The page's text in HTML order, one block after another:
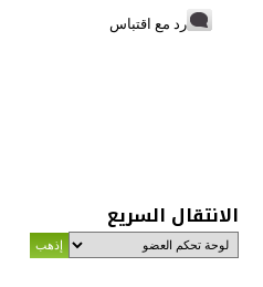
رد مع اقتباس
الانتقال السريع